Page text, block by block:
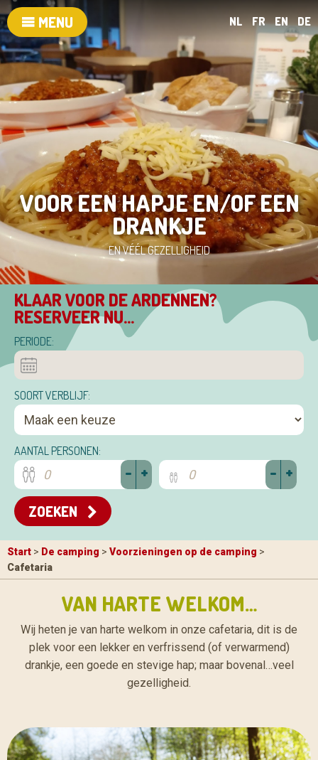
MENU NL FR EN DE
VOOR EEN HAPJE EN/OF EEN
DRANKJE
EN VÉÉL GEZELLIGHEID
KLAAR VOOR DE ARDENNEN?
RESERVEER NU...
PERIODE:
SOORT VERBLIJF:
AANTAL PERSONEN:
+
- +
-
ZOEKEN
Start > De camping > Voorzieningen op de camping >
Cafetaria
VAN HARTE WELKOM…
Wij heten je van harte welkom in onze cafetaria, dit is de
plek voor een lekker en verfrissend (of verwarmend)
drankje, een goede en stevige hap; maar bovenal…veel
gezelligheid.